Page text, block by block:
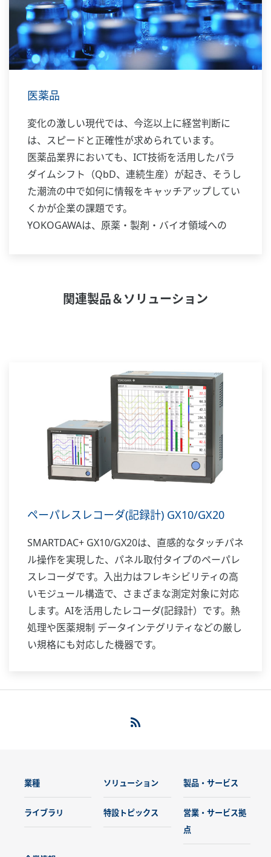
医薬品
変化の激しい現代では、今迄以上に経営判断に
は、スピードと正確性が求められています。
医薬品業界においても、ICT技術を活用したパラ
ダイムシフト（QbD、連続生産）が起き、そうし
た潮流の中で如何に情報をキャッチアップしてい
くかが企業の課題です。
YOKOGAWAは、原薬・製剤・バイオ領域への
関連製品＆ソリューション
ペーパレスレコーダ(記録計) GX10/GX20
SMARTDAC+ GX10/GX20は、直感的なタッチパネ
ル操作を実現した、パネル取付タイプのペーパレ
スレコーダです。入出力はフレキシビリティの高
いモジュール構造で、さまざまな測定対象に対応
します。AIを活用したレコーダ(記録計）です。熱
処理や医薬規制 データインテグリティなどの厳し
い規格にも対応した機器です。
業種 ソリューション 製品・サービス
ライブラリ 特設トピックス
営業・サービス拠
点